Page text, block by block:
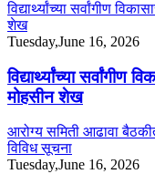
विद्यार्थ्यांच्या सर्वांगीण
शेख
Tuesday,June 16, 2026
विद्यार्थ्यांच्या सर्वांगीण
मोहसीन शेख
आरोग्य समिती आढावा
विविध सूचना
Tuesday,June 16, 2026